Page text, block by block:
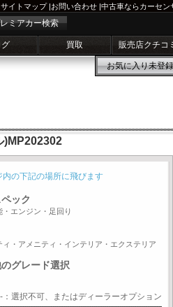
サイトマップ|お問い合わせ |中古車ならカーセン
ミアカー検索
買取 販売店クチコ
お気に入り未登録
)MP202302
内の下記の場所に飛びます
ック
・エンジン・足回り
ィ・アメニティ・インテリア・エクステリア
グレード選択
択不可、またはディーラーオプション